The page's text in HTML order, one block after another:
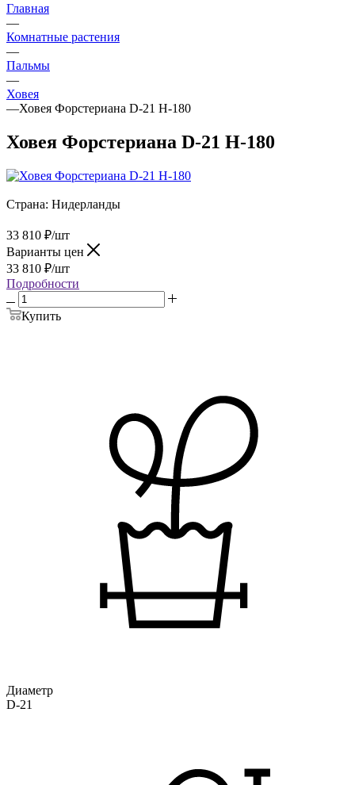
Главная
—
Комнатные растения
—
Пальмы
—
Ховея
—Ховея Форстериана D-21 H-180
Ховея Форстериана D-21 H-180
Страна: Нидерланды
33 810 ₽/шт
Варианты цен
33 810 ₽/шт
Подробности
Купить
Диаметр
D-21